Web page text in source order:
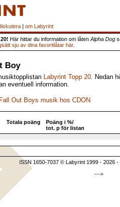
| om Labyrint
Här hittar du information om låten Alpha Dog
sju av dina favoritlåtar här.
Boy
Labyrint Topp 20. Nedan
eventuell information.
Out Boys musik hos CDON
Totala poäng
Poäng i %/
tot. p för listan
ISSN 1650-7037 © Labyrint 1999 - 2026 -
--->